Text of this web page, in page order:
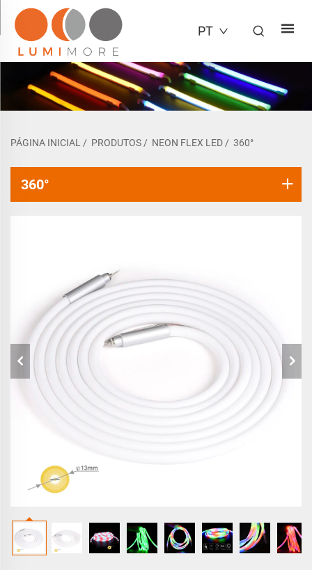
PT
PÁGINA INICIAL / PRODUTOS / NEON FLEX LED / 360°
360°